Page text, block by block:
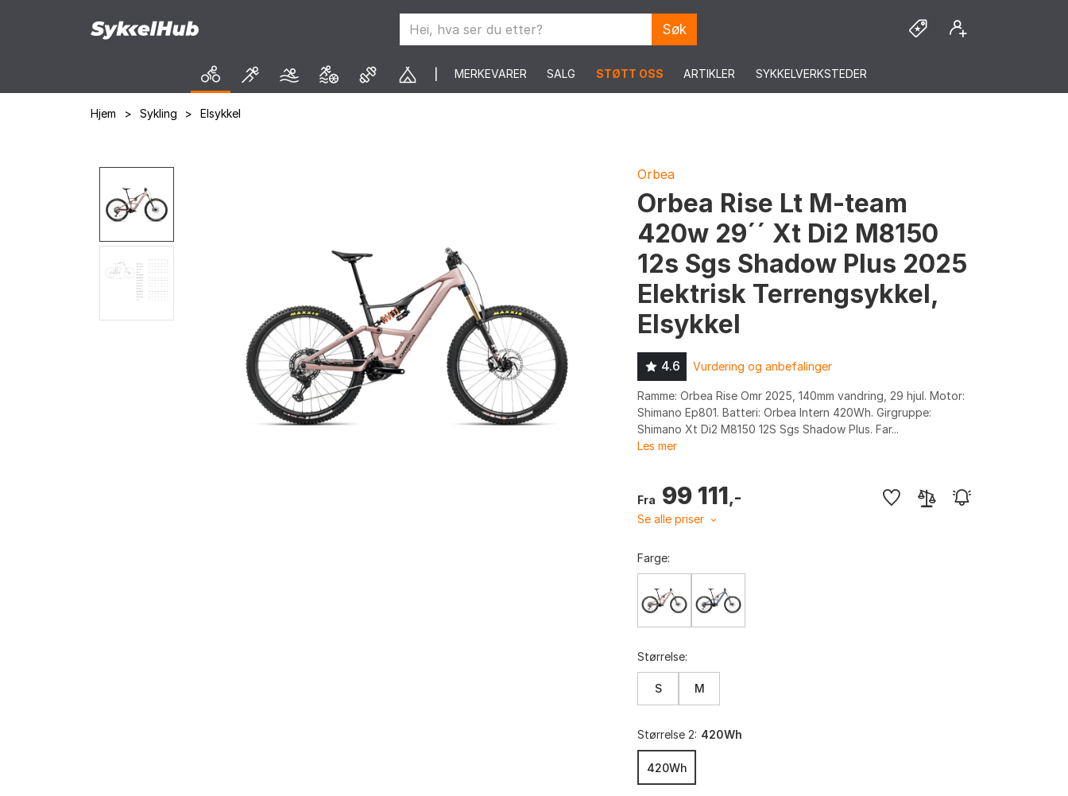
Søk
MERKEVARER SALG STØTT OSS ARTIKLER SYKKELVERKSTEDER
Hjem > Sykling > Elsykkel
Orbea
Orbea Rise Lt M-team
420w 29´´ Xt Di2 M8150
12s Sgs Shadow Plus 2025
Elektrisk Terrengsykkel,
Elsykkel
4.6 Vurdering og anbefalinger
Ramme: Orbea Rise Omr 2025, 140mm vandring, 29 hjul. Motor:
Shimano Ep801. Batteri: Orbea Intern 420Wh. Girgruppe:
Shimano Xt Di2 M8150 12S Sgs Shadow Plus. Far...
Les mer
Fra 99 111,-
Se alle priser
Farge:
Størrelse:
S M
Størrelse 2: 420Wh
420Wh